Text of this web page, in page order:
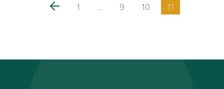
1 … 9 10 11